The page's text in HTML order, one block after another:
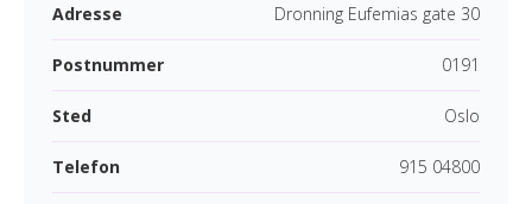
Adresse Dronning Eufemias gate 30
Postnummer 0191
Sted Oslo
Telefon 915 04800